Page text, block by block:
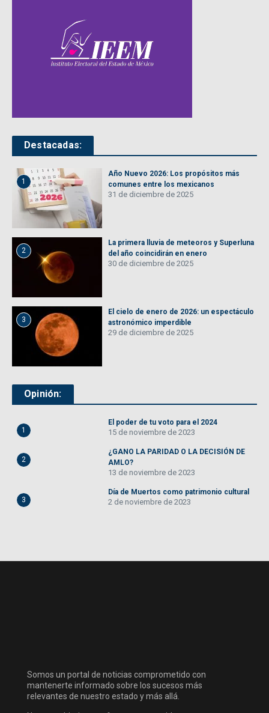
Destacadas:
1
Año Nuevo 2026: Los propósitos más
comunes entre los mexicanos
31 de diciembre de 2025
2
La primera lluvia de meteoros y Superluna
del año coincidirán en enero
30 de diciembre de 2025
3
El cielo de enero de 2026: un espectáculo
astronómico imperdible
29 de diciembre de 2025
Opinión:
1
El poder de tu voto para el 2024
15 de noviembre de 2023
2
¿GANO LA PARIDAD O LA DECISIÓN DE
AMLO?
13 de noviembre de 2023
3
Día de Muertos como patrimonio cultural
2 de noviembre de 2023
Somos un portal de noticias comprometido con
mantenerte informado sobre los sucesos más
relevantes de nuestro estado y más allá.